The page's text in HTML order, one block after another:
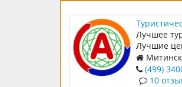
тур"
Лучшее
Лучшие
(499)
10